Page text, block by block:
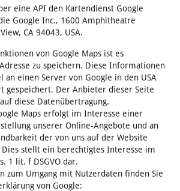
eine API den Kartendienst Google
Google Inc., 1600 Amphitheatre
CA 94043, USA.
von Google Maps ist es
zu speichern. Diese Informationen
an einen Server von Google in den USA
gespeichert. Der Anbieter dieser Seite
diese Datenübertragung.
Maps erfolgt im Interesse einer
unserer Online-Angebote und an
der von uns auf der Website
Dies stellt ein berechtigtes Interesse im
1 lit. f DSGVO dar.
zum Umgang mit Nutzerdaten finden Sie
von Google: